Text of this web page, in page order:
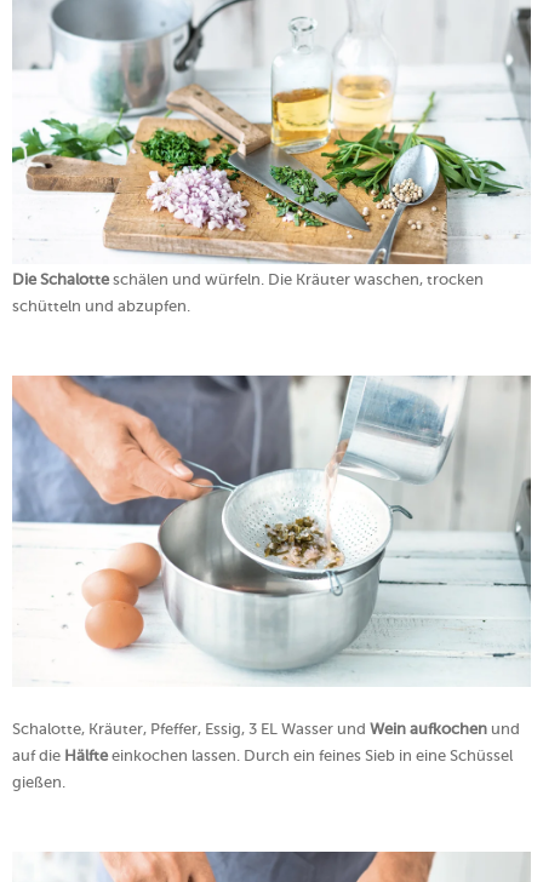
Die Schalotteschälen und würfeln. Die Kräuter waschen, trocken
schütteln und abzupfen.
Schalotte, Kräuter, Pfeffer, Essig, 3 EL Wasser und Wein aufkochen und
auf die Hälfteeinkochen lassen. Durch ein feines Sieb in eine Schüssel
gießen.